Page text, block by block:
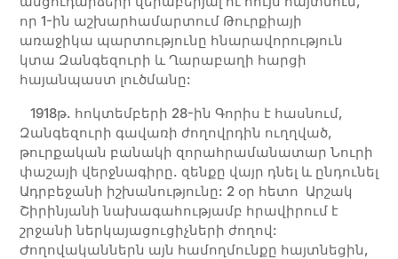
որ 1-ին աշխարհամարտում Թուրքիայի
առաջիկա պարտությունը հնարավորություն
կտա Զանգեզուրի և Ղարաբաղի հարցի
հայանպաստ լուծմանը:
1918թ. հոկտեմբերի 28-ին Գորիս է հասնում,
Զանգեզուրի գավառի ժողովրդին ուղղված,
թուրքական բանակի զորահրամանատար Նուրի
փաշայի վերջնագիրը. զենքը վայր դնել և ընդունել
Ադրբեջանի իշխանությունը: 2 օր հետո Արշակ
Շիրինյանի նախագահությամբ հրավիրում է
շրջանի ներկայացուցիչների ժողով:
Ժողովականներն այն համողմունքը հայտնեցին,